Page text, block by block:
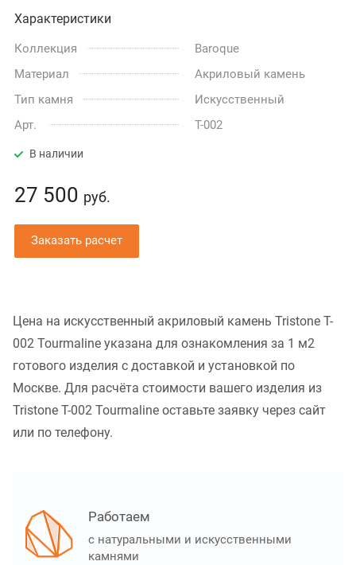
Характеристики
Коллекция
Baroque
Материал
Акриловый камень
Тип камня
Искусственный
Арт.
T-002
В наличии
27 500 руб.
Заказать расчет
Цена на искусственный акриловый камень Tristone T-
002 Tourmaline указана для ознакомления за 1 м2
готового изделия с доставкой и установкой по
Москве. Для расчёта стоимости вашего изделия из
Tristone T-002 Tourmaline оставьте заявку через сайт
или по телефону.
Работаем
с натуральными и искусственными
камнями